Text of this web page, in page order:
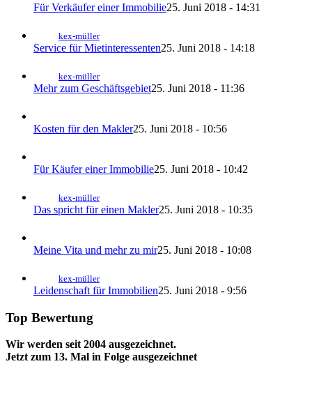
Für Verkäufer einer Immobilie25. Juni 2018 - 14:31
kex-müller
Service für Mietinteressenten25. Juni 2018 - 14:18
kex-müller
Mehr zum Geschäftsgebiet25. Juni 2018 - 11:36
Kosten für den Makler25. Juni 2018 - 10:56
Für Käufer einer Immobilie25. Juni 2018 - 10:42
kex-müller
Das spricht für einen Makler25. Juni 2018 - 10:35
Meine Vita und mehr zu mir25. Juni 2018 - 10:08
kex-müller
Leidenschaft für Immobilien25. Juni 2018 - 9:56
Top Bewertung
Wir werden seit 2004 ausgezeichnet.
Jetzt zum 13. Mal in Folge ausgezeichnet